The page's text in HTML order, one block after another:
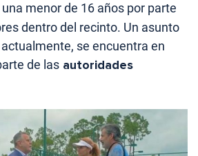
una menor de 16 años por parte
dentro del recinto. Un asunto
se encuentra en
de las autoridades